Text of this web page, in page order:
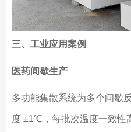
三、工业应用案例
医药间歇生产
多功能集散系统为多个间歇
度 ±1℃，每批次温度一致性